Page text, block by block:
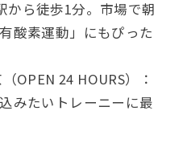
から徒歩1分。市場で朝
酸素運動」にもぴった
OPEN 24 HOURS）：
みたいトレーニーに最